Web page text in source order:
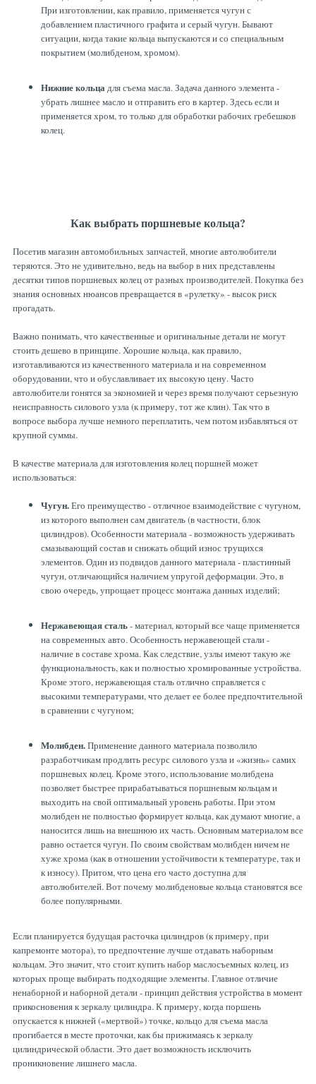
При изготовлении, как правило, применяется чугун с
добавлением пластичного графита и серый чугун. Бывают
ситуации, когда такие кольца выпускаются и со специальным
покрытием (молибденом, хромом).
Нижние кольцадля съема масла. Задача данного элемента -
убрать лишнее масло и отправить его в картер. Здесь если и
применяется хром, то только для обработки рабочих гребешков
колец.
Как выбрать поршневые кольца?
Посетив магазин автомобильных запчастей, многие автолюбители
теряются. Это не удивительно, ведь на выбор в них представлены
десятки типов поршневых колец от разных производителей. Покупка без
знания основных нюансов превращается в «рулетку» - высок риск
прогадать.
Важно понимать, что качественные и оригинальные детали не могут
стоить дешево в принципе. Хорошие кольца, как правило,
изготавливаются из качественного материала и на современном
оборудовании, что и обуславливает их высокую цену. Часто
автолюбители гонятся за экономией и через время получают серьезную
неисправность силового узла (к примеру, тот же клин). Так что в
вопросе выбора лучше немного переплатить, чем потом избавляться от
крупной суммы.
В качестве материала для изготовления колец поршней может
использоваться:
Чугун.Его преимущество - отличное взаимодействие с чугуном,
из которого выполнен сам двигатель (в частности, блок
цилиндров). Особенности материала - возможность удерживать
смазывающий состав и снижать общий износ трущихся
элементов. Один из подвидов данного материала - пластинный
чугун, отличающийся наличием упругой деформации. Это, в
свою очередь, упрощает процесс монтажа данных изделий;
Нержавеющая сталь- материал, который все чаще применяется
на современных авто. Особенность нержавеющей стали -
наличие в составе хрома. Как следствие, узлы имеют такую же
функциональность, как и полностью хромированные устройства.
Кроме этого, нержавеющая сталь отлично справляется с
высокими температурами, что делает ее более предпочтительной
в сравнении с чугуном;
Молибден.Применение данного материала позволило
разработчикам продлить ресурс силового узла и «жизнь» самих
поршневых колец. Кроме этого, использование молибдена
позволяет быстрее прирабатываться поршневым кольцам и
выходить на свой оптимальный уровень работы. При этом
молибден не полностью формирует кольца, как думают многие, а
наносится лишь на внешнюю их часть. Основным материалом все
равно остается чугун. По своим свойствам молибден ничем не
хуже хрома (как в отношении устойчивости к температуре, так и
к износу). Притом, что цена его часто доступна для
автолюбителей. Вот почему молибденовые кольца становятся все
более популярными.
Если планируется будущая расточка цилиндров (к примеру, при
капремонте мотора), то предпочтение лучше отдавать наборным
кольцам. Это значит, что стоит купить набор маслосъемных колец, из
которых проще выбирать подходящие элементы. Главное отличие
ненаборной и наборной детали - принцип действия устройства в момент
прикосновения к зеркалу цилиндра. К примеру, когда поршень
опускается к нижней («мертвой») точке, кольцо для съема масла
прогибается в месте проточки, как бы прижимаясь к зеркалу
цилиндрической области. Это дает возможность исключить
проникновение лишнего масла.